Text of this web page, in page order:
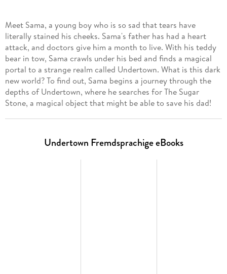
Meet Sama, a young boy who is so sad that tears have
literally stained his cheeks. Sama's father has had a heart
attack, and doctors give him a month to live. With his teddy
bear in tow, Sama crawls under his bed and finds a magical
portal to a strange realm called Undertown. What is this dark
new world? To find out, Sama begins a journey through the
depths of Undertown, where he searches for The Sugar
Stone, a magical object that might be able to save his dad!
Undertown Fremdsprachige eBooks